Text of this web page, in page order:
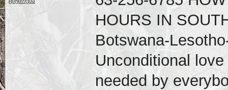
HOURS IN
Botswana-
Unconditional
needed by